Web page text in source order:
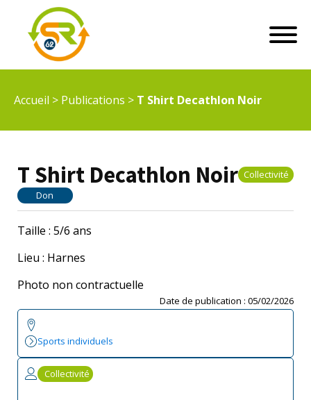
Accueil > Publications > T Shirt Decathlon Noir
T Shirt Decathlon Noir Collectivité
Don
Taille : 5/6 ans
Lieu : Harnes
Photo non contractuelle
Date de publication :05/02/2026
Sports individuels
Collectivité